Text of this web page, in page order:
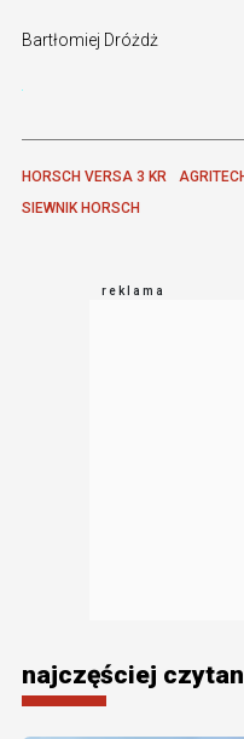
Bartłomiej Dróżdż
HORSCH VERSA 3 KR
SIEWNIK HORSCH
najczęściej